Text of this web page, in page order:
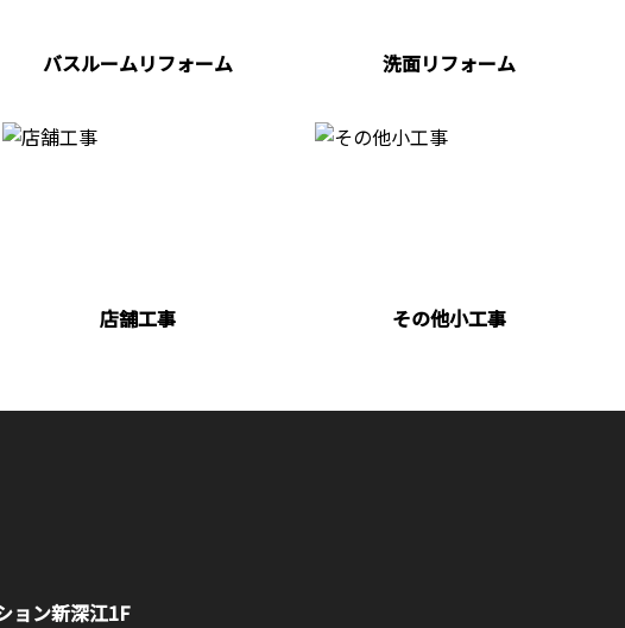
バスルームリフォーム 洗面リフォーム
店舗工事 その他小工事
ョン新深江1F